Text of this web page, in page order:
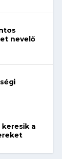
nevelő
keresik a